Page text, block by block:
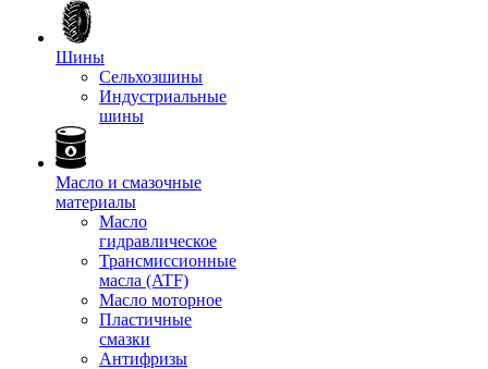
Шины
Сельхозшины
Индустриальные
шины
Масло и смазочные
материалы
Масло
гидравлическое
Трансмиссионные
масла (ATF)
Масло моторное
Пластичные
смазки
Антифризы